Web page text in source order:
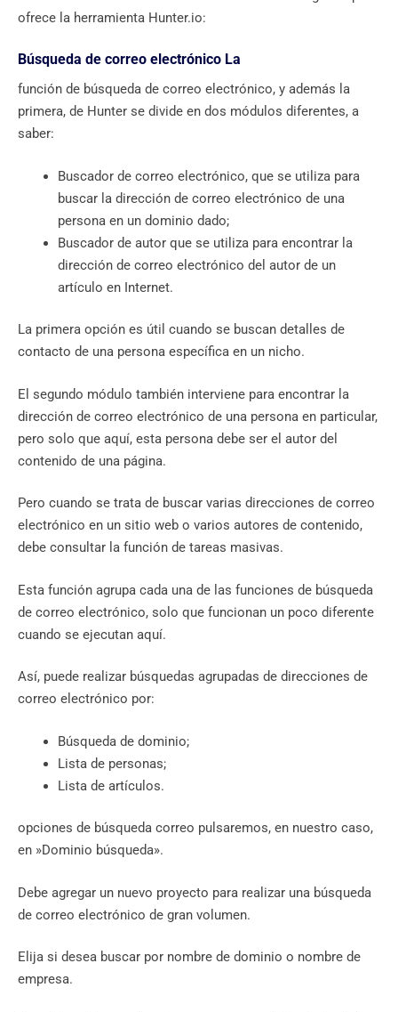
ofrece la herramienta Hunter.io:
Búsqueda de correo electrónico La
función de búsqueda de correo electrónico, y además la
primera, de Hunter se divide en dos módulos diferentes, a
saber:
Buscador de correo electrónico, que se utiliza para
buscar la dirección de correo electrónico de una
persona en un dominio dado;
Buscador de autor que se utiliza para encontrar la
dirección de correo electrónico del autor de un
artículo en Internet.
La primera opción es útil cuando se buscan detalles de
contacto de una persona específica en un nicho.
El segundo módulo también interviene para encontrar la
dirección de correo electrónico de una persona en particular,
pero solo que aquí, esta persona debe ser el autor del
contenido de una página.
Pero cuando se trata de buscar varias direcciones de correo
electrónico en un sitio web o varios autores de contenido,
debe consultar la función de tareas masivas.
Esta función agrupa cada una de las funciones de búsqueda
de correo electrónico, solo que funcionan un poco diferente
cuando se ejecutan aquí.
Así, puede realizar búsquedas agrupadas de direcciones de
correo electrónico por:
Búsqueda de dominio;
Lista de personas;
Lista de artículos.
opciones de búsqueda correo pulsaremos, en nuestro caso,
en »Dominio búsqueda».
Debe agregar un nuevo proyecto para realizar una búsqueda
de correo electrónico de gran volumen.
Elija si desea buscar por nombre de dominio o nombre de
empresa.